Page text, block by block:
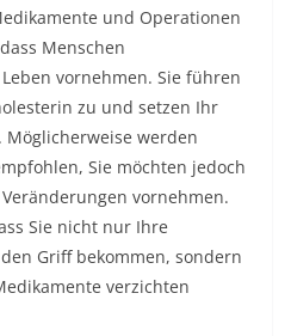
und Operationen
Menschen
vornehmen. Sie führen
zu und setzen Ihr
werden
Sie möchten jedoch
vornehmen.
Sie nicht nur Ihre
Griff bekommen, sondern
verzichten